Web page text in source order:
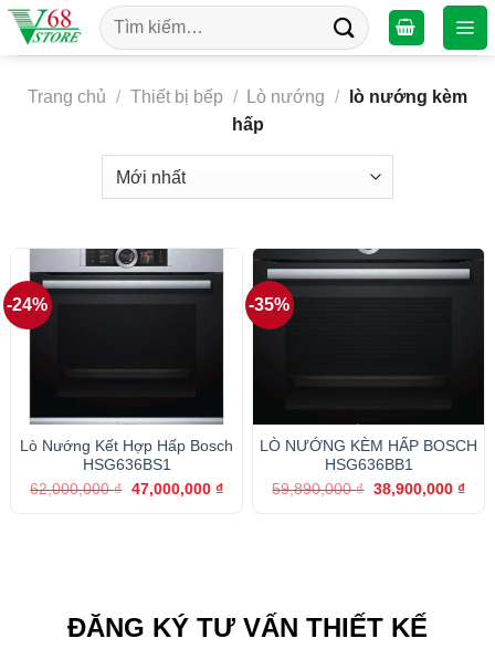
Chuyển
đến
dung
Tìm
kiếm:
Trang chủ / Thiết bị bếp / Lò nướng /
lò nướng kèm
hấp
-24%
Lò Nướng Kết Hợp Hấp Bosch
HSG636BS1
62,000,000₫ Giá
47,000,000 ₫Giá
-35%
LÒ NƯỚNG KÈM HẤP BOSCH
HSG636BB1
59,890,000₫ Giá
38,900,000 ₫Giá
ĐĂNG KÝ TƯ VẤN THIẾT KẾ